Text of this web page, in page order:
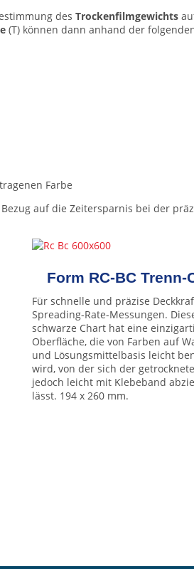
des Trockenfilmgewichts
(T) können dann anhand der
Farbe
auf die Zeitersparnis bei der
Form RC-BC Trenn-
Für schnelle und präzise
Spreading-Rate-Messungen.
schwarze Chart hat eine
Oberfläche, die von Farben auf
und Lösungsmittelbasis leicht
wird, von der sich der
jedoch leicht mit Klebeband
lässt. 194 x 260 mm.